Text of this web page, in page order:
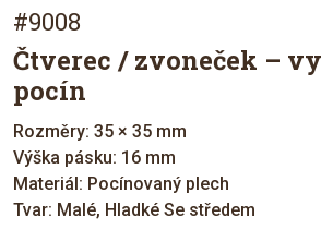
#9008
Čtverec / zvoneček –
pocín
Rozměry: 35 × 35 mm
Výška pásku: 16 mm
Materiál: Pocínovaný plech
Tvar: Malé, Hladké Se středem